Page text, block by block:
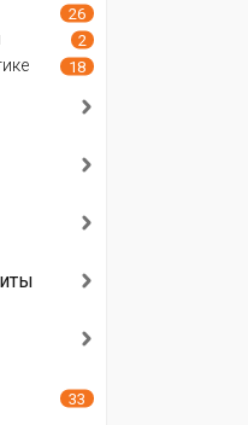
26
2
18
33